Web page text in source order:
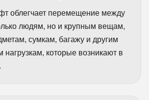
облегчает перемещение между
людям, но и крупным вещам,
сумкам, багажу и другим
нагрузкам, которые возникают в